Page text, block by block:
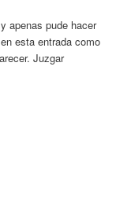
apenas pude hacer
esta entrada como
Juzgar